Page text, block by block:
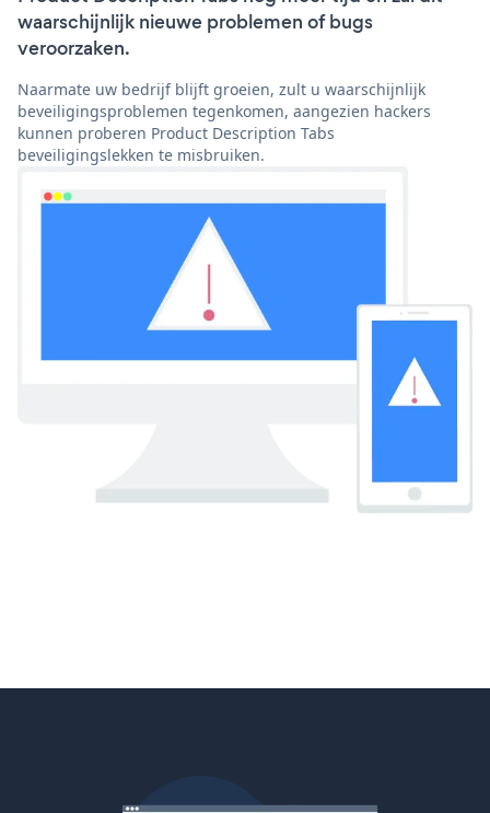
waarschijnlijk nieuwe problemen of bugs
veroorzaken.
Naarmate uw bedrijf blijft groeien, zult u waarschijnlijk
beveiligingsproblemen tegenkomen, aangezien hackers
kunnen proberen Product Description Tabs
beveiligingslekken te misbruiken.